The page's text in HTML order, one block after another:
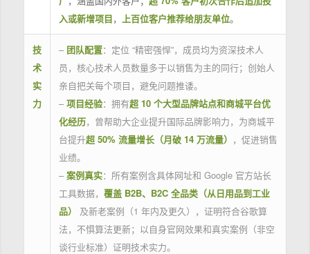
入或新增项目， 上百位客户推荐给朋友单位。
技
术
实
力
– 团队配置：定位 “精密强悍”，成员均为资深技术人
员，核心技术人员数量多于以销售为主的同行；创始人
亲自把关每个项目，避免问题推诿。
– 项目经验：拥有超 10 个大型品牌站点和商城平台优
化经历，曾帮助大企业提升国际品牌影响力，为商城平
台提升超 50% 流量增长（月破 14 万流量） ，促进销售
业绩。
– 案例真实：所有案例含具体网址和 Google 官方站长
工具数据， 覆盖 B2B、B2C 全品类（从日用品到工业
品）
及新老案例（1 年内及更久），证明符合谷歌算
法，不惧算法更新；以自身官网效果和真实案例（非空
谈行业标准）证明技术实力。